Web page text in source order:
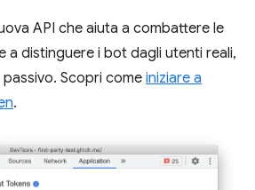
API che aiuta a combattere le
a distinguere i bot dagli utenti reali,
Scopri come iniziare a
.